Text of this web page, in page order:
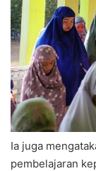
Ia juga
pembelajaran